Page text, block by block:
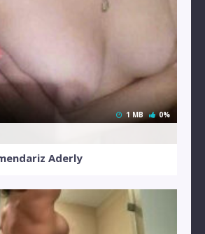
1 MB 0%
Aderly